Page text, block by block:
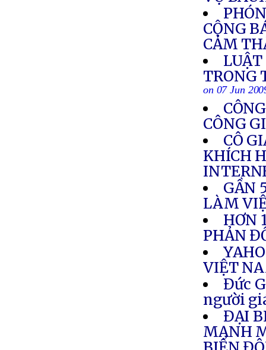
CỘNG
CẢM
TRONG
on 07 Jun
CÔNG
CÔ
KHÍCH
GẦN
LÀM
HƠN
PHẢN
VIỆT
Đức
người
ĐẠI
MẠNH